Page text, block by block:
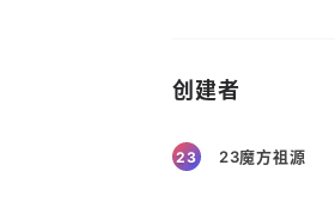
创建者
23 23魔方祖源